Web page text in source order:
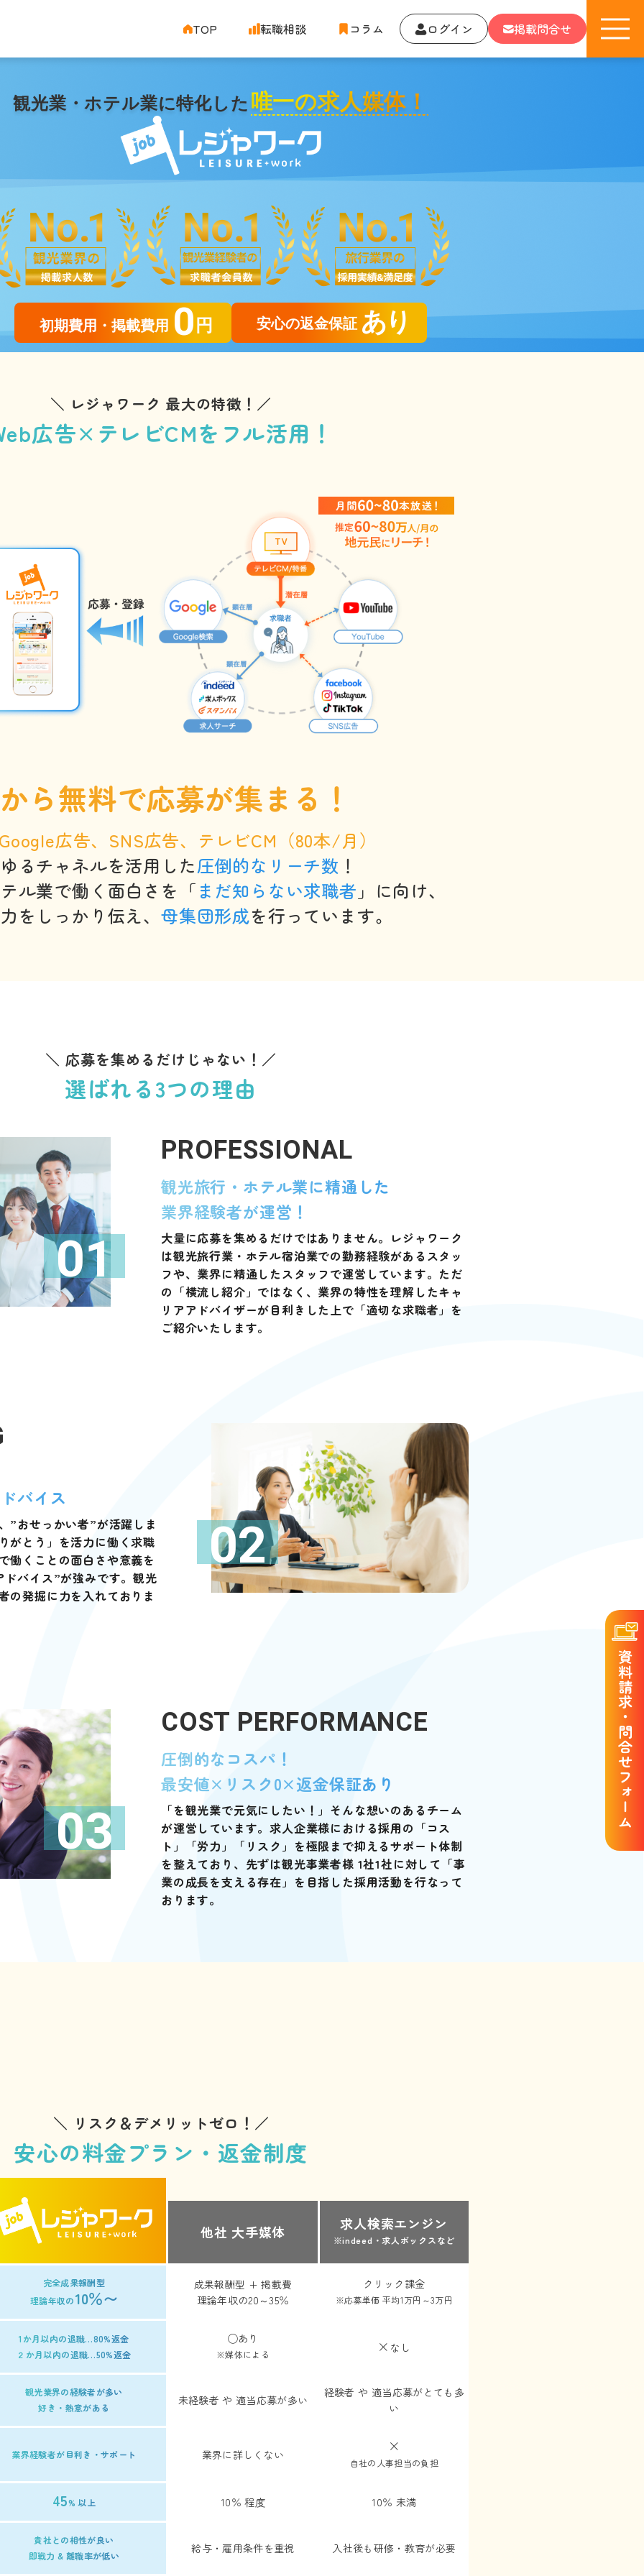
TOP 転職相談 コラム ログイン 掲載問合せ
観光業・ホテル業に特化した 唯一の求人媒体！
初期費用・掲載費用 0 円 安心の返金保証 あり
＼ レジャワーク 最大の特徴！／
広告×テレビCMをフル活用！
ら無料で応募が集まる！
広告、SNS広告、テレビCM（80本/月）
るチャネルを活用した圧倒的なリーチ数 ！
ル業で働く面白さを「 まだ知らない求職者 」に向け、
をしっかり伝え、 母集団形成を行っています。
＼ 応募を集めるだけじゃない！／
選ばれる3つの理由
01
PROFESSIONAL
観光旅行・ホテル業に精通した
業界経験者が運営！
大量に応募を集めるだけではありません。レジャワーク
は観光旅行業・ホテル宿泊業での勤務経験があるスタッ
フや、業界に精通したスタッフで運営しています。ただ
の「横流し紹介」ではなく、業界の特性を理解したキャ
リアアドバイザーが目利きした上で「適切な求職者」を
ご紹介いたします。
02
バイス
”おせっかい者”が活躍しま
がとう」を活力に働く求職
働くことの面白さや意義を
バイス”が強みです。観光
の発掘に力を入れておりま
03
COST PERFORMANCE
圧倒的なコスパ！
最安値×リスク0×返金保証あり
「を観光業で元気にしたい！」そんな想いのあるチーム
が運営しています。求人企業様における採用の「コス
ト」「労力」「リスク」を極限まで抑えるサポート体制
を整えており、先ずは観光事業者様 1社1社に対して「事
業の成長を支える存在」を目指した採用活動を行なって
おります。
＼ リスク＆デメリットゼロ！／
安心の料金プラン・返金制度
他社 大手媒体 求人検索エンジン
※indeed・求人ボックスなど
完全成果報酬型
理論年収の10％〜
成果報酬型 + 掲載費
理論年収の20～35％
クリック課金
※応募単価 平均1万円～3万円
1か月以内の退職…80%返金
２か月以内の退職…50%返金
◯あり
※媒体による × なし
観光業界の経験者が多い
好き・熱意がある
未経験者 や 適当応募が多い
経験者 や 適当応募がとても多
い
業界経験者が目利き・サポート 業界に詳しくない ×
自社の人事担当の負担
45% 以上 10％ 程度 10％ 未満
貴社との相性が良い
即戦力 & 離職率が低い
給与・雇用条件を重視 入社後も研修・教育が必要
資料請求・問合せフォーム